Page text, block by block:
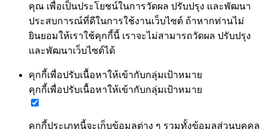
คุณ เพื่อเป็นประโยชน์ในการวัดผล ปรับปรุง และพัฒนา
ประสบการณ์ที่ดีในการใช้งานเว็บไซต์ ถ้าหากท่านไม่
ยินยอมให้เราใช้คุกกี้นี้ เราจะไม่สามารถวัดผล ปรับปรุง
และพัฒนาเว็บไซต์ได้
คุกกี้เพื่อปรับเนื้อหาให้เข้ากับกลุ่มเป้าหมาย
คุกกี้เพื่อปรับเนื้อหาให้เข้ากับกลุ่มเป้าหมาย
คุกกี้ประเภทนี้จะเก็บข้อมูลต่าง ๆ รวมทั้งข้อมูลส่วนบุคคล